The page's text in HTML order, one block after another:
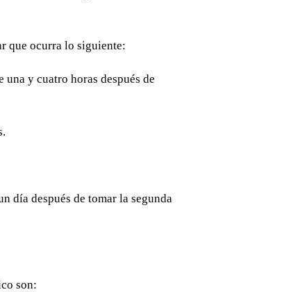
que ocurra lo siguiente:
y cuatro horas después de
día después de tomar la segunda
son: